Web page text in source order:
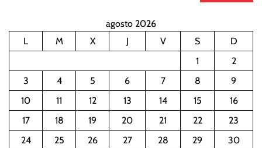
agosto 2026
L
M X J V S
D
1
2
3
4 5 6 7 8
9
10
11 12 13 14 15
16
17
18 19 20 21 22
23
24
25 26 27 28 29
30